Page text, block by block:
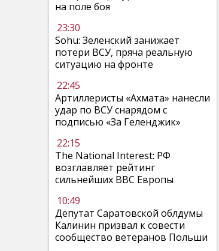
на поле боя
23:30
Sohu: Зеленский занижает
потери ВСУ, пряча реальную
ситуацию на фронте
22:45
Артиллеристы «Ахмата» нанесли
удар по ВСУ снарядом с
подписью «За Геленджик»
22:15
The National Interest: РФ
возглавляет рейтинг
сильнейших ВВС Европы
10:49
Депутат Саратовской облдумы
Калинин призвал к совести
сообщество ветеранов Польши